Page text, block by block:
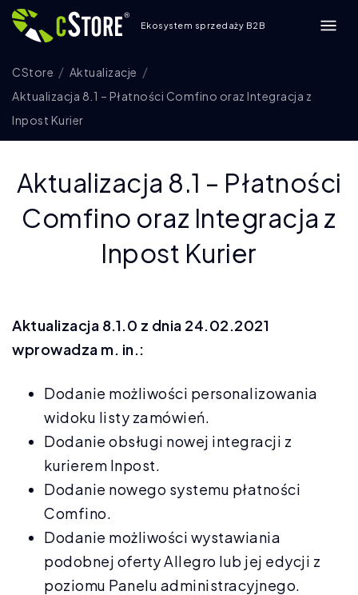
Ekosystem sprzedaży B2B
CStore
Aktualizacje
Aktualizacja 8.1 – Płatności Comfino oraz Integracja z
Inpost Kurier
Aktualizacja 8.1 – Płatności
Comfino oraz Integracja z
Inpost Kurier
Aktualizacja 8.1.0 z dnia 24.02.2021
wprowadza m. in.:
Dodanie możliwości personalizowania
widoku listy zamówień.
Dodanie obsługi nowej integracji z
kurierem Inpost.
Dodanie nowego systemu płatności
Comfino.
Dodanie możliwości wystawiania
podobnej oferty Allegro lub jej edycji z
poziomu Panelu administracyjnego.